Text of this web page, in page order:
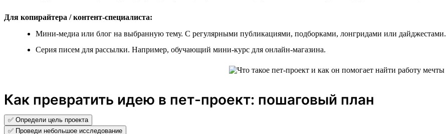
Для копирайтера / контент-специалиста:
Мини-медиа или блог на выбранную тему. С регулярными публикациями, подборками, лонгридами или дайджестами.
Серия писем для рассылки. Например, обучающий мини-курс для онлайн-магазина.
Как превратить идею в пет-проект: пошаговый план
✅ Определи цель проекта
✅ Проведи небольшое исследование